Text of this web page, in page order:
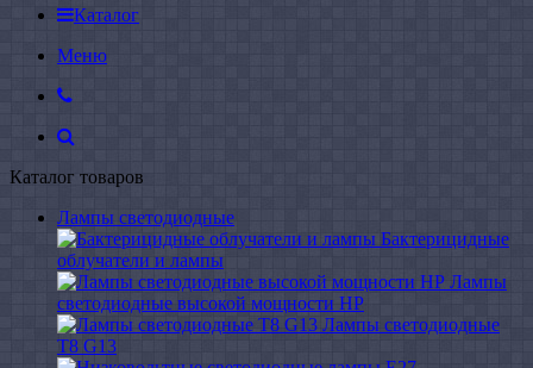
Каталог
Меню
Каталог товаров
Лампы светодиодные
Бактерицидные
облучатели и лампы
Лампы
светодиодные высокой мощности HP
Лампы светодиодные
Т8 G13